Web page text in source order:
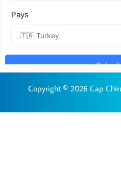
Copyright © 2026 Cap